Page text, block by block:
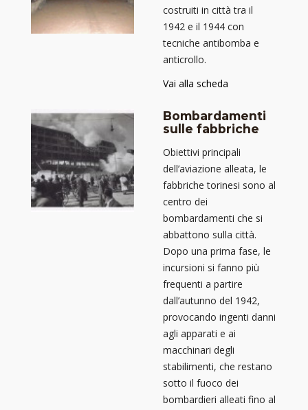
costruiti in città tra il
1942 e il 1944 con
tecniche antibomba e
anticrollo.
Vai alla scheda
Bombardamenti
sulle fabbriche
Obiettivi principali
dell’aviazione alleata, le
fabbriche torinesi sono al
centro dei
bombardamenti che si
abbattono sulla città.
Dopo una prima fase, le
incursioni si fanno più
frequenti a partire
dall’autunno del 1942,
provocando ingenti danni
agli apparati e ai
macchinari degli
stabilimenti, che restano
sotto il fuoco dei
bombardieri alleati fino al